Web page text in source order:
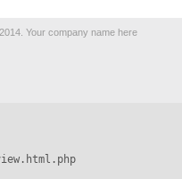
Your company name here